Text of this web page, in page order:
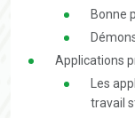
Bonne
Applications
Les
travail